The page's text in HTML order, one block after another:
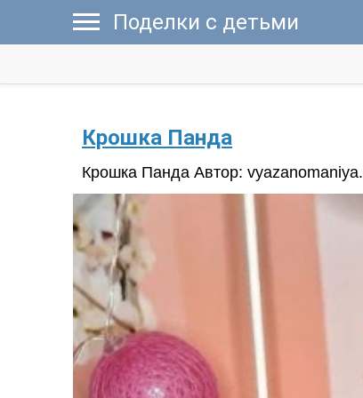
Поделки с детьми
Крошка Панда
Крошка Панда Автор: vyazanomaniya.